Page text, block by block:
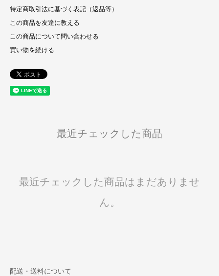
特定商取引法に基づく表記（返品等）
この商品を友達に教える
この商品について問い合わせる
買い物を続ける
最近チェックした商品
最近チェックした商品はまだありませ
ん。
配送・送料について